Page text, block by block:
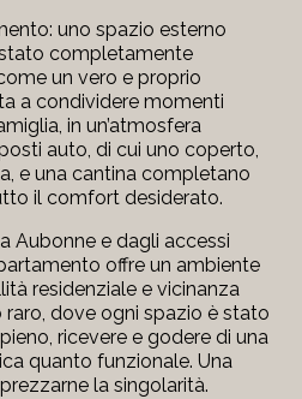
uno spazio esterno
completamente
un vero e proprio
a condividere momenti
in un’atmosfera
auto, di cui uno coperto,
e una cantina completano
il comfort desiderato.
Aubonne e dagli accessi
offre un ambiente
residenziale e vicinanza
dove ogni spazio è stato
ricevere e godere di una
quanto funzionale. Una
la singolarità.